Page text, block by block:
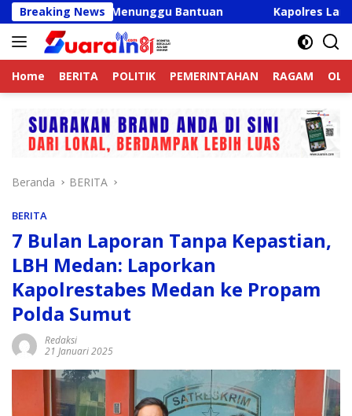
Langsung
ke
konten
Breaking News
Menunggu Bantuan Kapolres Langkat Ajak
Home BERITA POLITIK PEMERINTAHAN RAGAM
Beranda BERITA
BERITA
7 Bulan Laporan Tanpa Kepastian,
LBH Medan: Laporkan
Kapolrestabes Medan ke Propam
Polda Sumut
Redaksi
21 Januari 2025